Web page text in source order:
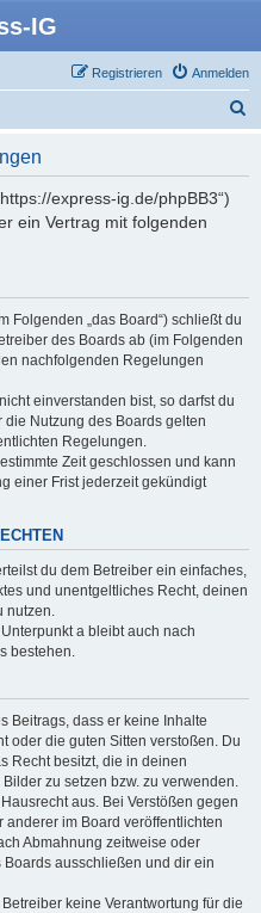
IG
Anmelden
Registrieren
express-ig.de/phpBB3“)
ein Vertrag mit folgenden
Folgenden „das Board“) schließt du
des Boards ab (im Folgenden
nachfolgenden Regelungen
einverstanden bist, so darfst du
Nutzung des Boards gelten
Regelungen.
Zeit geschlossen und kann
einer Frist jederzeit gekündigt
du dem Betreiber ein einfaches,
und unentgeltliches Recht, deinen
nutzen.
a bleibt auch nach
bestehen.
Beitrags, dass er keine Inhalte
oder die guten Sitten verstoßen. Du
Recht besitzt, die in deinen
zu setzen bzw. zu verwenden.
aus. Bei Verstößen gegen
im Board veröffentlichten
Abmahnung zeitweise oder
ausschließen und dir ein
keine Verantwortung für die